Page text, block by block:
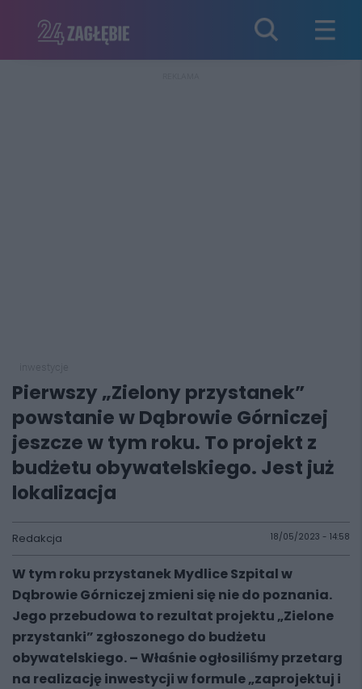
Pierwszy „Zielony przystanek”
powstanie w Dąbrowie Górniczej
jeszcze w tym roku. To projekt z
budżetu obywatelskiego. Jest już
lokalizacja
Redakcja 18/05/2023 - 14:58
W tym roku przystanek Mydlice Szpital w
Dąbrowie Górniczej zmieni się nie do poznania.
Jego przebudowa to rezultat projektu „Zielone
przystanki” zgłoszonego do budżetu
obywatelskiego. – Właśnie ogłosiliśmy przetarg
na realizację inwestycji w formule „zaprojektuj i